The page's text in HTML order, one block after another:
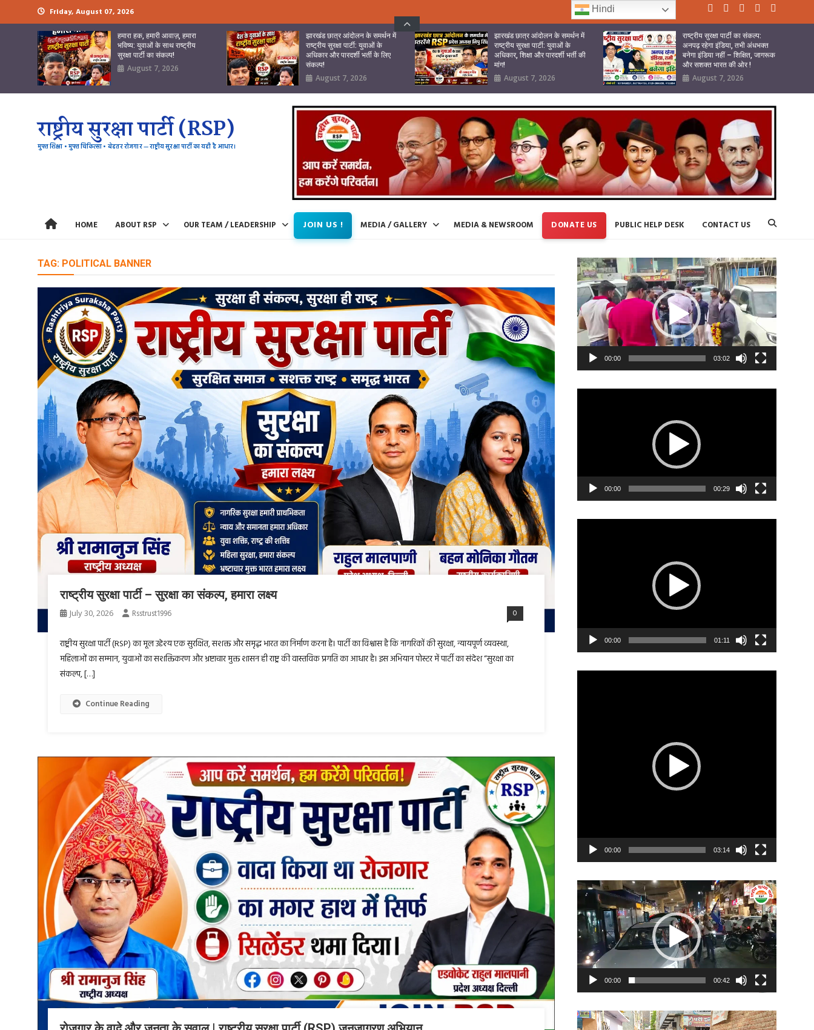
to
Friday, August 07, 2026
हमारा हक, हमारी आवाज़, हमारा
भविष्य: युवाओं के साथ राष्ट्रीय
सुरक्षा पार्टी का संकल्प!
August 7, 2026
झारखंड छात्र आंदोलन के समर्थन में
राष्ट्रीय सुरक्षा पार्टी: युवाओं के
अधिकार और पारदर्शी भर्ती के लिए
संकल्प!
August 7, 2026
झारखंड छात्र आंदोलन के समर्थन में
राष्ट्रीय सुरक्षा पार्टी: युवाओं के
अधिकार, शिक्षा और पारदर्शी भर्ती की
मांग!
August 7, 2026
राष्ट्रीय सुरक्षा पार्टी का संकल्प:
अनपढ़ रहेगा इंडिया, तभी अंधभक्त
बनेगा इंडिया नहीं – शिक्षित, जागरूक
और सशक्त भारत की ओर !
August 7, 2026
राष्ट्रीय सुरक्षा पार्टी (RSP)
मुफ्त शिक्षा • मुफ्त चिकित्सा • बेहतर रोजगार — राष्ट्रीय सुरक्षा पार्टी का यही है आधार।
HOME ABOUT RSP OUR TEAM / LEADERSHIP JOIN US ! MEDIA / GALLERY MEDIA & NEWSROOM DONATE US PUBLIC HELP DESK CONTACT US
TAG: POLITICAL BANNER
राष्ट्रीय सुरक्षा पार्टी – सुरक्षा का संकल्प, हमारा लक्ष्य
July 30, 2026 Rsstrust1996 0
राष्ट्रीय सुरक्षा पार्टी (RSP) का मूल उद्देश्य एक सुरक्षित, सशक्त और समृद्ध भारत का निर्माण करना है। पार्टी का विश्वास है कि नागरिकों की सुरक्षा, न्यायपूर्ण व्यवस्था,
महिलाओं का सम्मान, युवाओं का सशक्तिकरण और भ्रष्टाचार मुक्त शासन ही राष्ट्र की वास्तविक प्रगति का आधार है। इस अभियान पोस्टर में पार्टी का संदेश “सुरक्षा का
संकल्प, […]
Continue Reading
Video
Player
00:00 03:02
00:00 00:29
00:00 01:11
00:00 03:14
Video
Player
00:00 00:42
Video
Hindi